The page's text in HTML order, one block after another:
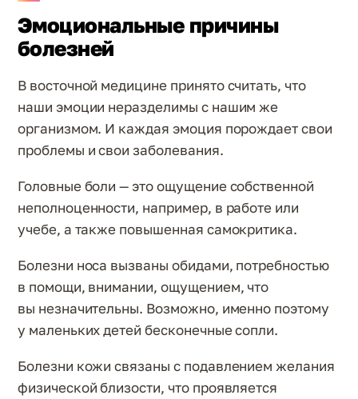
Эмоциональные причины
болезней
В восточной медицине принято считать, что
наши эмоции неразделимы с нашим же
организмом. И каждая эмоция порождает свои
проблемы и свои заболевания.
Головные боли — это ощущение собственной
неполноценности, например, в работе или
учебе, а также повышенная самокритика.
Болезни носа вызваны обидами, потребностью
в помощи, внимании, ощущением, что
вы незначительны. Возможно, именно поэтому
у маленьких детей бесконечные сопли.
Болезни кожи связаны с подавлением желания
физической близости, что проявляется